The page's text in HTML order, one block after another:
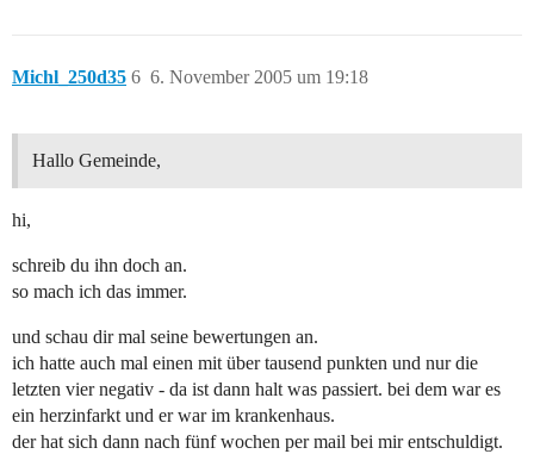
Michl_250d35 6. November 2005 um 19:18
6
Hallo Gemeinde,
hi,
schreib du ihn doch an.
so mach ich das immer.
und schau dir mal seine bewertungen an.
ich hatte auch mal einen mit über tausend punkten und nur die
letzten vier negativ - da ist dann halt was passiert. bei dem war es
ein herzinfarkt und er war im krankenhaus.
der hat sich dann nach fünf wochen per mail bei mir entschuldigt.